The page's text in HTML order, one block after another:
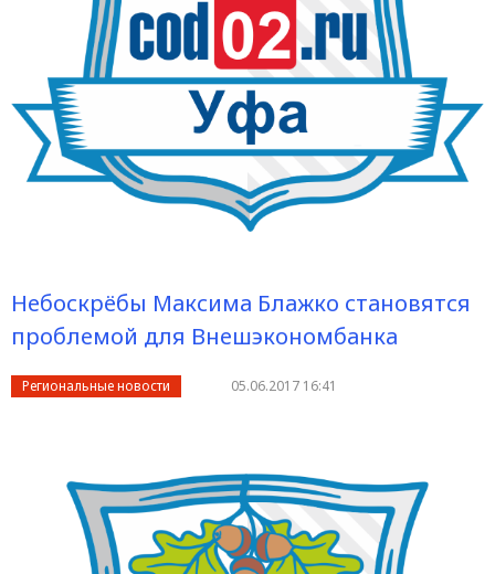
Небоскрёбы Максима Блажко становятся
проблемой для Внешэкономбанка
Региональные новости 05.06.2017 16:41